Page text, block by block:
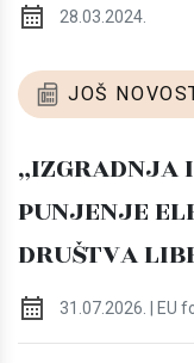
28.03.2024.
JOŠ
„IZGRADNJA
PUNJENJE
DRUŠTVA
31.07.2026. | EU